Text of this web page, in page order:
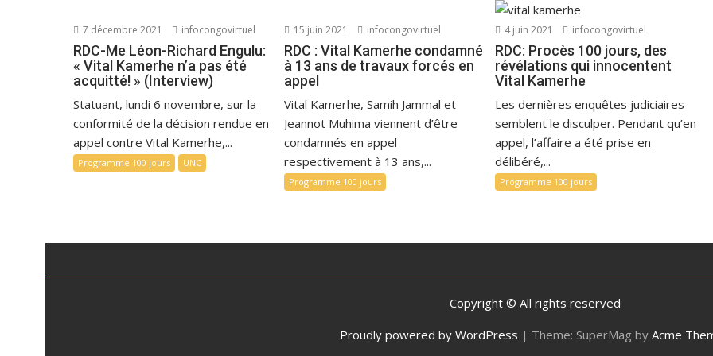
7 décembre 2021 infocongovirtuel
RDC-Me Léon-Richard Engulu:
« Vital Kamerhe n’a pas été
acquitté! » (Interview)
Statuant, lundi 6 novembre, sur la
conformité de la décision rendue en
appel contre Vital Kamerhe,...
Programme 100 jours UNC
15 juin 2021 infocongovirtuel
RDC : Vital Kamerhe condamné
à 13 ans de travaux forcés en
appel
Vital Kamerhe, Samih Jammal et
Jeannot Muhima viennent d’être
condamnés en appel
respectivement à 13 ans,...
Programme 100 jours
4 juin 2021 infocongovirtuel
RDC: Procès 100 jours, des
révélations qui innocentent
Vital Kamerhe
Les dernières enquêtes judiciaires
semblent le disculper. Pendant qu’en
appel, l’affaire a été prise en
délibéré,...
Programme 100 jours
Copyright © All rights reserved
Proudly powered by WordPress | Theme: SuperMag by Acme